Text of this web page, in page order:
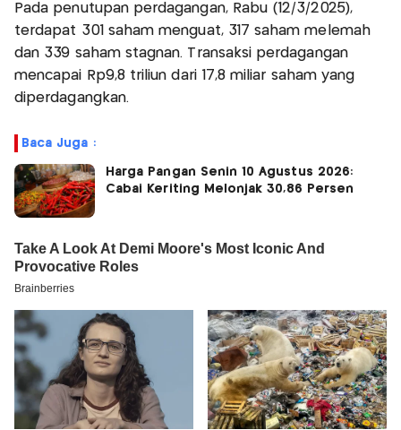
Pada penutupan perdagangan, Rabu (12/3/2025),
terdapat 301 saham menguat, 317 saham melemah
dan 339 saham stagnan. Transaksi perdagangan
mencapai Rp9,8 triliun dari 17,8 miliar saham yang
diperdagangkan.
Baca Juga :
Harga Pangan Senin 10 Agustus 2026:
Cabai Keriting Melonjak 30,86 Persen